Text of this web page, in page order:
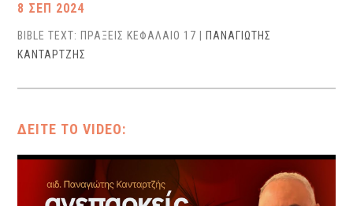
8 ΣΕΠ 2024
BIBLE TEXT: ΠΡΑΞΕΙΣ ΚΕΦΑΛΑΙΟ 17
ΠΑΝΑΓΙΩΤΗΣ
ΚΑΝΤΑΡΤΖΗΣ